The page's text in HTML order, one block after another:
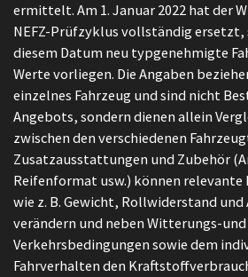
ermittelt. Am 1. Januar 2022 hat der
NEFZ-Prüfzyklus vollständig ersetzt,
diesem Datum neu typgenehmigte
Werte vorliegen. Die Angaben
einzelnes Fahrzeug und sind nicht
Angebots, sondern dienen allein
zwischen den verschiedenen
Zusatzausstattungen und Zubehör
Reifenformat usw.) können relevante
wie z. B. Gewicht, Rollwiderstand
verändern und neben Witterungs-und
Verkehrsbedingungen sowie dem
Fahrverhalten den